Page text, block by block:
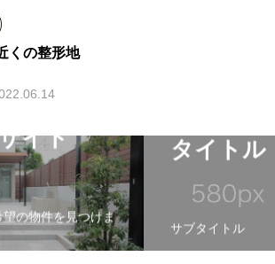
くの整形地
イト
の物件を見つけま
タイトル
サブタイトル